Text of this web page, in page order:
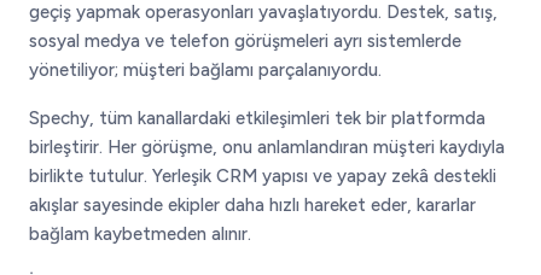
geçiş yapmak operasyonları yavaşlatıyordu. Destek, satış,
sosyal medya ve telefon görüşmeleri ayrı sistemlerde
yönetiliyor; müşteri bağlamı parçalanıyordu.
Spechy, tüm kanallardaki etkileşimleri tek bir platformda
birleştirir. Her görüşme, onu anlamlandıran müşteri kaydıyla
birlikte tutulur. Yerleşik CRM yapısı ve yapay zekâ destekli
akışlar sayesinde ekipler daha hızlı hareket eder, kararlar
bağlam kaybetmeden alınır.